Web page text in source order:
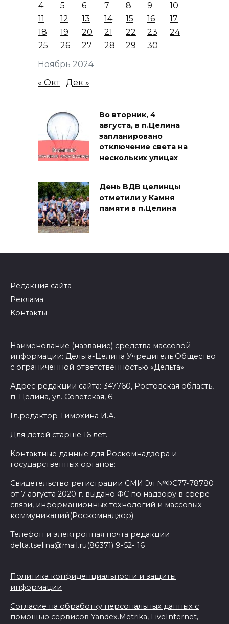
Ноябрь 2024
4
5 6 7 8 9
10
11
12 13 14 15 16
17
18
19 20 21 22 23
24
25
26 27 28 29 30
« Окт Дек »
Во вторник, 4
августа, в п.Целина
запланировано
отключение света на
нескольких улицах
День ВДВ целинцы
отметили у Камня
памяти в п.Целина
Редакция сайта
Реклама
Контакты
Наименование (название) средства массовой
информации: Дельта-Целина Учредитель:Общество
с ограниченной ответственностью «Дельта»
Адрес редакции сайта: 347760, Ростовская область,
п. Целина, ул. Советская, 6.
Гл.редактор Тимохина И.А.
Для детей старше 16 лет.
Контактные данные для Роскомнадзора и
государственных органов:
Свидетельство регистрации СМИ Эл №ФС77-78780
от 7 августа 2020 г. выдано ФС по надзору в сфере
связи, информационных технологий и массовых
коммуникаций(Роскомнадзор)
Телефон и электронная почта редакции
delta.tselina@mail.ru(86371) 9-52- 16
Политика конфиденциальности и защиты
информации
Согласие на обработку персональных данных с
помощью сервисов Yandex.Metrika, LiveInternet,